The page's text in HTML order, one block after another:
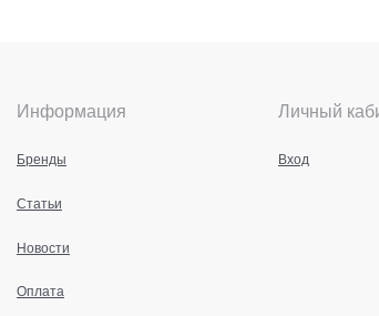
Информация
Бренды
Статьи
Новости
Оплата
Личный
Вход